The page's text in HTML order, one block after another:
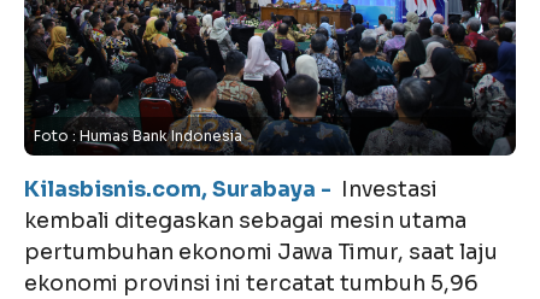
Foto : Humas Bank Indonesia
Kilasbisnis.com, Surabaya - Investasi
kembali ditegaskan sebagai mesin utama
pertumbuhan ekonomi Jawa Timur, saat laju
ekonomi provinsi ini tercatat tumbuh 5,96